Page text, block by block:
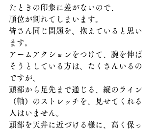
たときの印象に差がないので、
順位が割れてしまいます。
皆さん同じ問題を、抱えていると思い
ます。
アームアクションをつけて、腕を伸ば
そうとしている方は、たくさんいるの
ですが、
頭部から足先まで通じる、縦のライン
（軸）のストレッチを、見せてくれる
人はいません。
頭部を天井に近づける様に、高く保っ